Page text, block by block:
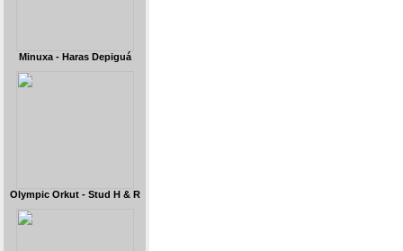
Minuxa - Haras Depiguá
Olympic Orkut - Stud H & R